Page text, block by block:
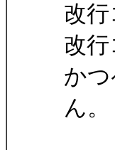
改
改
か
ん。